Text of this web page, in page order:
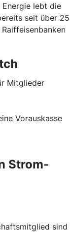
Energie lebt die
seit über 25
Mitglieder
Vorauskasse
Strom-
sind